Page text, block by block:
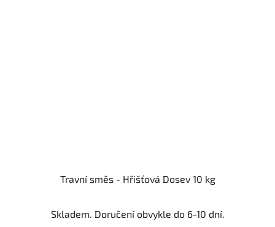
Travní směs - Hřišťová Dosev 10 kg
Skladem. Doručení obvykle do 6-10 dní.